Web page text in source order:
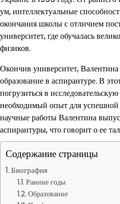
ум, интеллектуальные
окончания школы с отличием
университет, где обучалась
физиков.
Окончив университет,
образование в аспирантуре. В
погрузиться в
необходимый опыт для
научные работы Валентина
аспирантуры, что говорит о ее
Содержание страницы
Биография
Ранние годы
Образование